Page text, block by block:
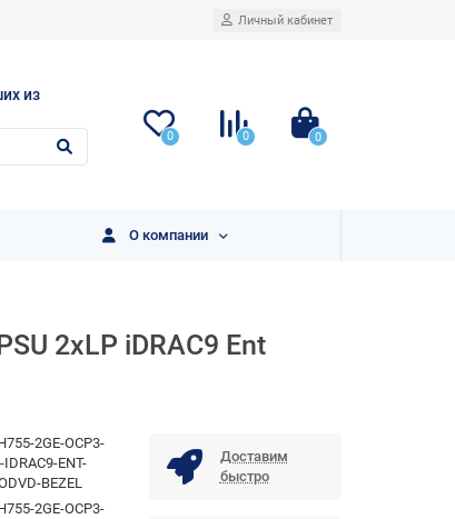
Личный кабинет
из
0 0 0
О компании
2xLP iDRAC9 Ent
2GE-OCP3-
ENT-
BEZEL
2GE-OCP3-
Доставим
быстро